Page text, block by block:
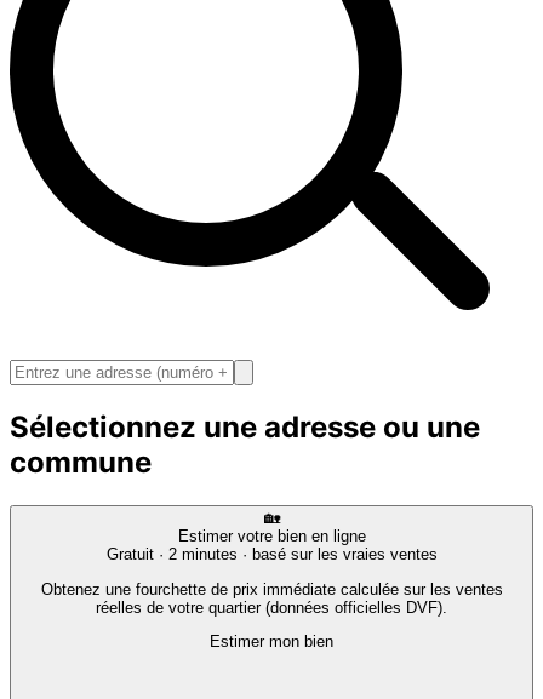
Sélectionnez une adresse ou une
commune
🏡
Estimer votre bien en ligne
Gratuit · 2 minutes · basé sur les vraies ventes
Obtenez une fourchette de prix immédiate calculée sur les ventes
réelles de votre quartier (données officielles DVF).
Estimer mon bien